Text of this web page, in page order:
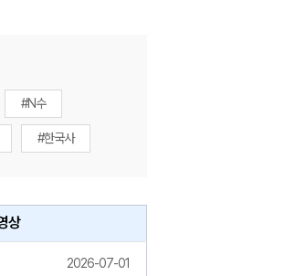
#N수
#한국사
상
2026-07-01